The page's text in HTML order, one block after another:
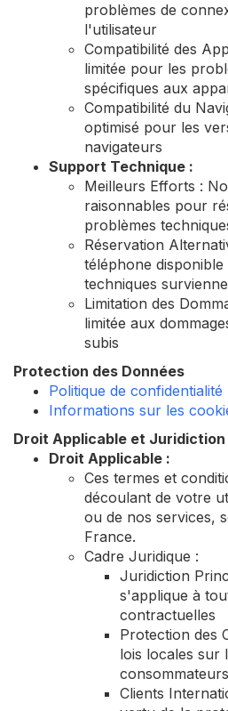
problèmes de
l'utilisateur
Compatibilité des
limitée pour les
spécifiques aux
Compatibilité du
optimisé pour les
navigateurs
Support Technique :
Meilleurs Efforts :
raisonnables pour
problèmes
Réservation
téléphone
techniques
Limitation des
limitée aux
subis
Protection des Données
Politique de confidentialité
Informations sur les
Droit Applicable et Juridiction
Droit Applicable :
Ces termes et
découlant de votre
ou de nos services,
France.
Cadre Juridique :
Juridiction
s'applique à
contractuelles
Protection des
lois locales sur
Clients